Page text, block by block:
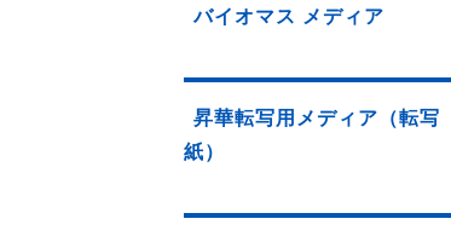
バイオマス メディア
昇華転写用メディア（転写
紙）